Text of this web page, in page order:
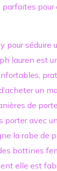
parfaites
pour séduire
lauren est
un
de
porter avec
la robe de
bottines
elle est